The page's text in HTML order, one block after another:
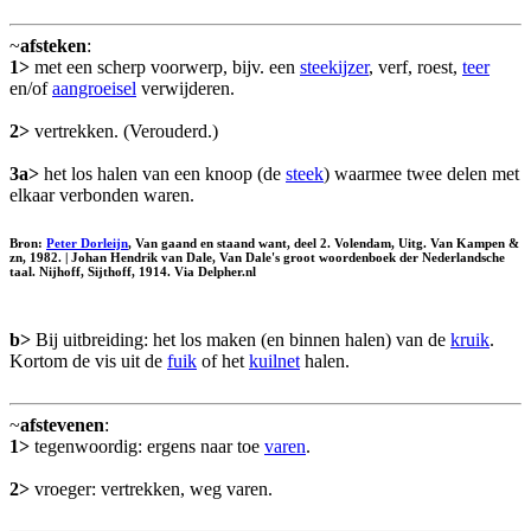
~afsteken:
1> met een scherp voorwerp, bijv. een steekijzer, verf, roest, teer
en/ofaangroeisel verwijderen.
2> vertrekken. (Verouderd.)
3a> het los halen van een knoop (de steek) waarmee twee delen met
elkaar verbonden waren.
Bron: Peter Dorleijn, Van gaand en staand want, deel 2. Volendam, Uitg. Van Kampen &
zn, 1982. | Johan Hendrik van Dale, Van Dale's groot woordenboek der Nederlandsche
taal. Nijhoff, Sijthoff, 1914. Via Delpher.nl
b> Bij uitbreiding: het los maken (en binnen halen) van de kruik.
Kortom de vis uit de fuik of het kuilnet halen.
~afstevenen:
1> tegenwoordig: ergens naar toe varen.
2> vroeger: vertrekken, weg varen.